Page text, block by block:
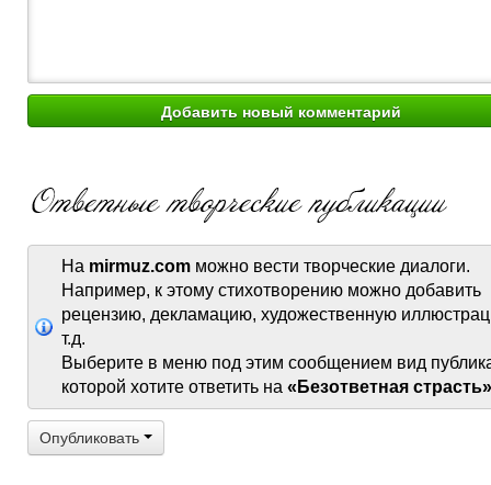
На mirmuz.com можно вести творческие диалоги.
Например, к этому стихотворению можно добавить
рецензию, декламацию, художественную
т.д.
Выберите в меню под этим сообщением вид
которой хотите ответить на «Безответная страсть»
Опубликовать